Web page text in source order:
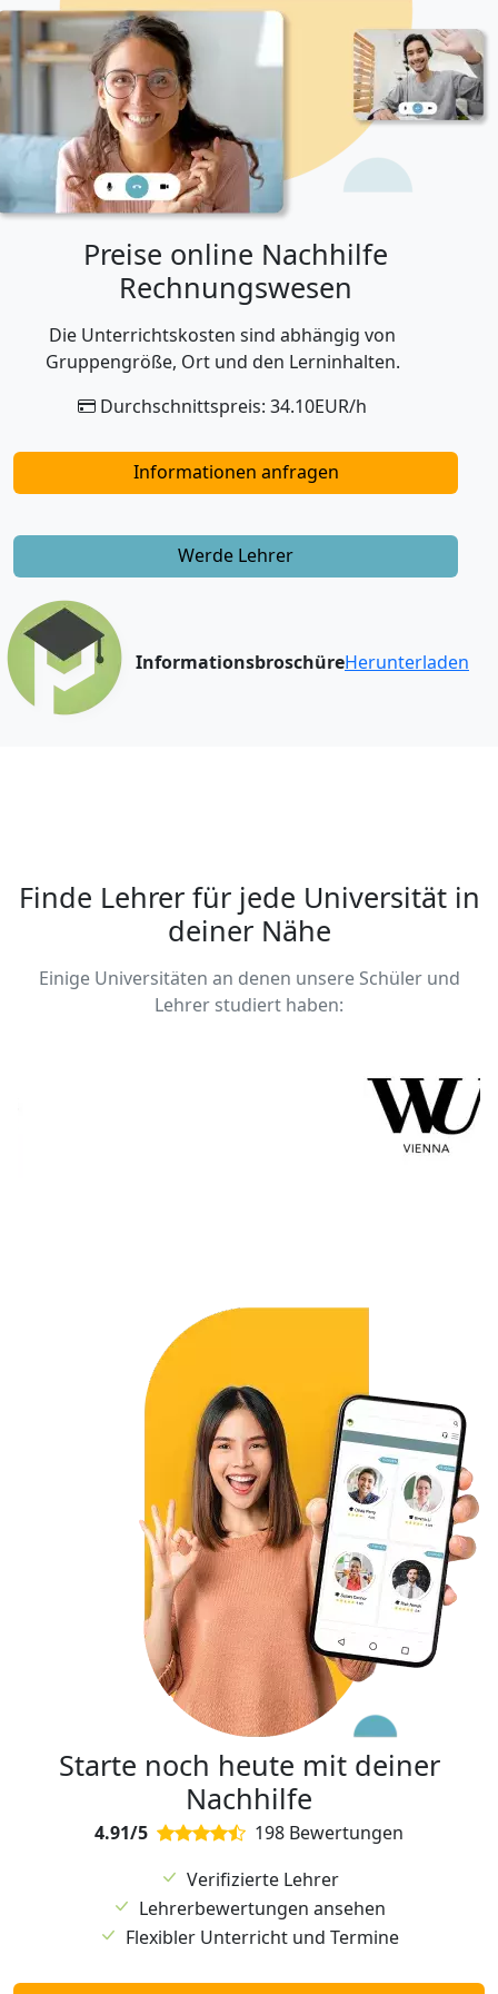
Preise online Nachhilfe
Rechnungswesen
Die Unterrichtskosten sind abhängig von
Gruppengröße, Ort und den Lerninhalten.
Durchschnittspreis: 34.10EUR/h
Informationen anfragen
Werde Lehrer
InformationsbroschüreHerunterladen
Finde Lehrer für jede Universität in
deiner Nähe
Einige Universitäten an denen unsere Schüler und
Lehrer studiert haben:
Starte noch heute mit deiner
Nachhilfe
4.91/5
198 Bewertungen
Verifizierte Lehrer
Lehrerbewertungen ansehen
Flexibler Unterricht und Termine